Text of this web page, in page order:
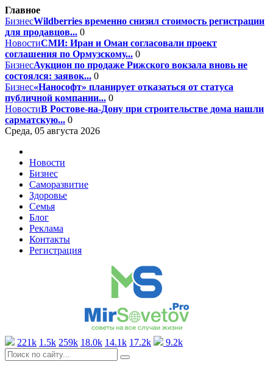
Главное
БизнесWildberries временно снизил стоимость регистрации
для продавцов... 0
НовостиСМИ: Иран и Оман согласовали проект
соглашения по Ормузскому... 0
БизнесАукцион по продаже Рижского вокзала вновь не
состоялся: заявок... 0
Бизнес«Нанософт» планирует отказаться от статуса
публичной компании... 0
НовостиВ Ростове-на-Дону при строительстве дома нашли
сарматскую... 0
Среда, 05 августа 2026
Новости
Бизнес
Саморазвитие
Здоровье
Семья
Блог
Реклама
Контакты
Регистрация
221k 1.5k 259k 18.0k 14.1k 17.2k 9.2k